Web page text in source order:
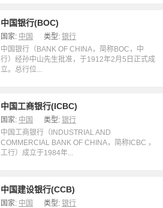
中国银行(BOC)
国家: 中国 类型: 银行
中国银行（BANK OF CHINA，简称BOC，中
行）经孙中山先生批准，于1912年2月5日正式成
立。总行位...
中国工商银行(ICBC)
国家: 中国 类型: 银行
中国工商银行（INDUSTRIAL AND
COMMERCIAL BANK OF CHINA，简称ICBC ，
工行）成立于1984年...
中国建设银行(CCB)
国家: 中国 类型: 银行